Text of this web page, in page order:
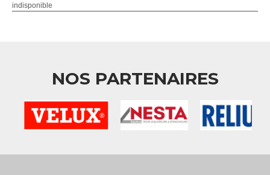
indisponible
NOS PARTENAIRES